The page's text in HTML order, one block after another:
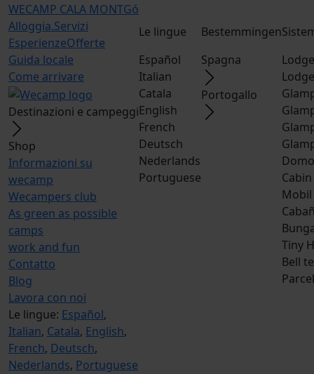
WECAMP CALA MONTGó
Alloggia.Servizi
EsperienzeOfferte
Guida locale
Come arrivare
Destinazioni e campeggi
Shop
Informazioni su
wecamp
Wecampers club
As green as possible
camps
work and fun
Contatto
Blog
Lavora con noi
Le lingue: Español,
Italian, Catala, English,
French, Deutsch,
Nederlands, Portuguese
Le lingue
Español
Italian
Catala
English
French
Deutsch
Nederlands
Portuguese
Bestemmingen
Spagna
Portogallo
Domo
Mobil
Tiny
Bell